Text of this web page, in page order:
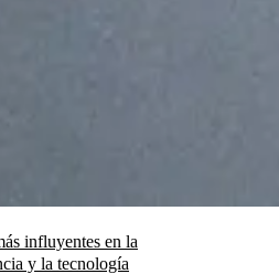
influyentes en la
y la tecnología